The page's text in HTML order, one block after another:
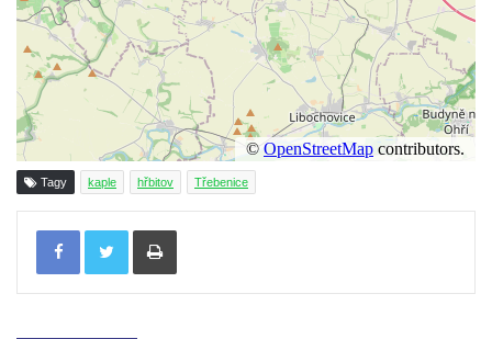
Himmelfahrt) v Schirgiswalde
Kostel svaté Máří Magdaleny u hradu
Krasíkov
Kaple Olivetské hory pod věží kostela
svatého Michaela Archanděla v Bochově
Mildeova kaple pod Ortelem
Výklenková kaple v Teplické ulici u stadionu
Evangelický kostel v Duchcově
Tagy kaple hřbitov Třebenice
Tisknout